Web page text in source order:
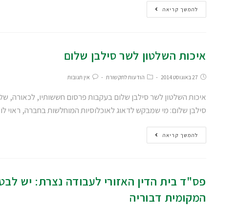
להמשך קריאה
איכות השלטון לשר סילבן שלום
27 באוגוסט 2014 הודעות לתקשורת אין תגובות
איכות השלטון לשר סילבן שלום בעקבות פרסום חששותיו, לכאורה,
סילבן שלום: מי שמבקש לדאוג לאוכלוסיות המוחלשות בחברה, ראוי
להמשך קריאה
פס"ד בית הדין האזורי לעבודה נצרת: יש
המקומית דבוריה